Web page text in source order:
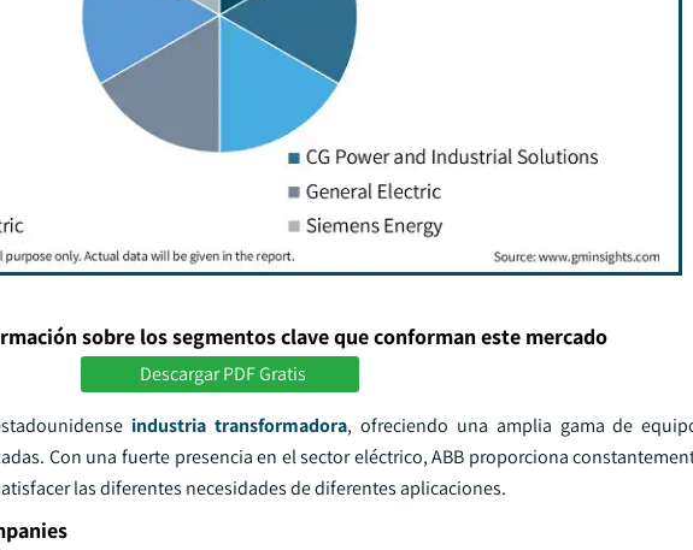
sobre los segmentos clave que conforman este mercado
Descargar PDF Gratis
industria transformadora, ofreciendo una amplia gama de
Con una fuerte presencia en el sector eléctrico, ABB proporciona
las diferentes necesidades de diferentes aplicaciones.